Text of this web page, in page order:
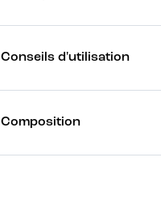
Conseils d'utilisation
Composition